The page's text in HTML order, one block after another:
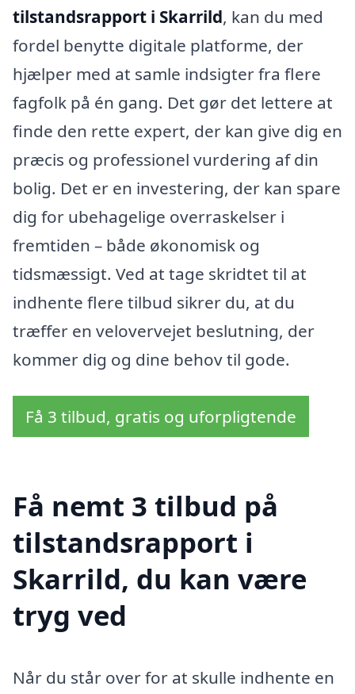
tilstandsrapport i Skarrild, kan du med
fordel benytte digitale platforme, der
hjælper med at samle indsigter fra flere
fagfolk på én gang. Det gør det lettere at
finde den rette expert, der kan give dig en
præcis og professionel vurdering af din
bolig. Det er en investering, der kan spare
dig for ubehagelige overraskelser i
fremtiden – både økonomisk og
tidsmæssigt. Ved at tage skridtet til at
indhente flere tilbud sikrer du, at du
træffer en velovervejet beslutning, der
kommer dig og dine behov til gode.
Få 3 tilbud, gratis og uforpligtende
Få nemt 3 tilbud på
tilstandsrapport i
Skarrild, du kan være
tryg ved
Når du står over for at skulle indhente en